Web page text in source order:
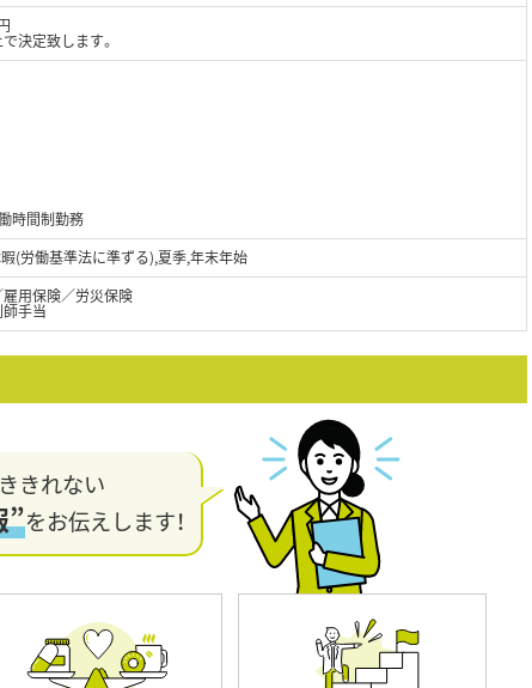
決定致します。
時間制勤務
(労働基準法に準ずる),夏季,年末年始
用保険／労災保険
手当
きれない
”をお伝えします！